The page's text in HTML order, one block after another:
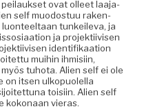
ovat olleet laa­ja-
self muo­dos­tuu rak­en­
tunkeil­e­va, ja
ja pro­jek­ti­ivisen
iden­ti­fikaa­tion
mui­hin ihmisi­in,
tuho­ta. Alien self ei ole
on itsen ulkop­uolel­la
toisi­in. Alien self
kokon­aan vieras.